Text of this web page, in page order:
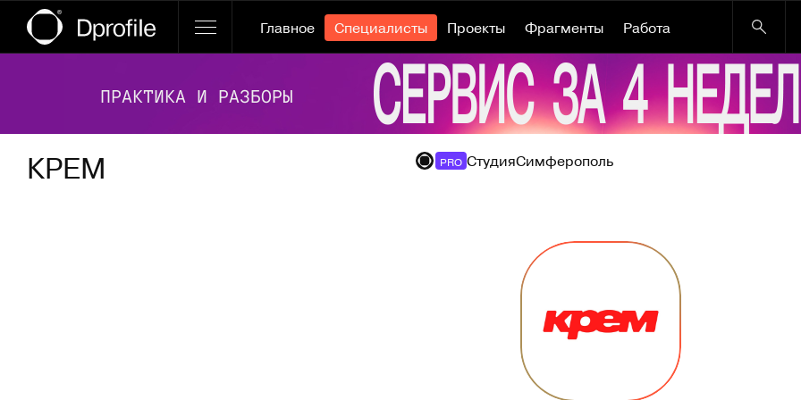
Главное Специалисты Проекты Фрагменты Работа
КРЕМ PRO СтудияСимферополь